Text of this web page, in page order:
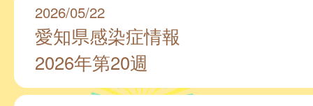
2026/05/22
愛知県感染症情報
2026年第20週